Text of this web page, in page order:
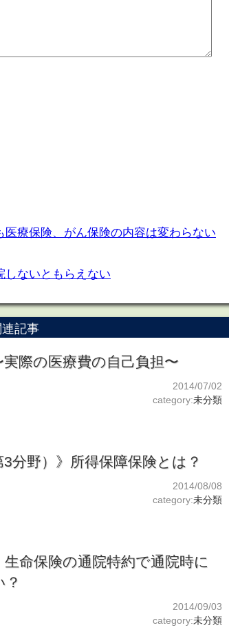
医療保険、がん保険の内容は変わらない
しないともらえない
連記事
実際の医療費の自己負担〜
2014/07/02
category:未分類
3分野）》所得保障保険とは？
2014/08/08
category:未分類
生命保険の通院特約で通院時に
？
2014/09/03
category:未分類